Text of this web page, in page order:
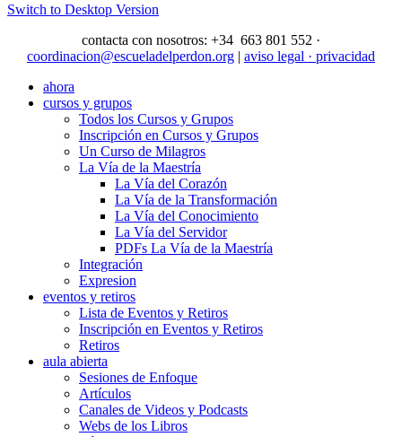
Switch to Desktop Version
contacta con nosotros: +34 663 801 552 ·
coordinacion@escueladelperdon.org | aviso legal · privacidad
ahora
cursos y grupos
Todos los Cursos y Grupos
Inscripción en Cursos y Grupos
Un Curso de Milagros
La Vía de la Maestría
La Vía del Corazón
La Vía de la Transformación
La Vía del Conocimiento
La Vía del Servidor
PDFs La Vía de la Maestría
Integración
Expresion
eventos y retiros
Lista de Eventos y Retiros
Inscripción en Eventos y Retiros
Retiros
aula abierta
Sesiones de Enfoque
Artículos
Canales de Videos y Podcasts
Webs de los Libros